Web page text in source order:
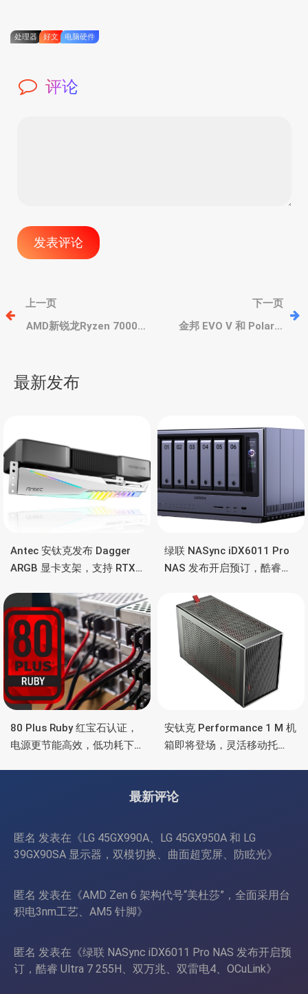
处理器 好文 电脑硬件
评论
文
章
航
上一页
AMD新锐龙Ryzen 7000专
下一页
金邦 EVO V 和 Polaris
最新发布
Antec 安钛克发布 Dagger
ARGB 显卡支架，支持 RTX
绿联 NASync iDX6011 Pro
NAS 发布开启预订，酷睿
雷电4、OCuLink
80 Plus Ruby 红宝石认证，
电源更节能高效，低功耗下
安钛克 Performance 1 M 机
箱即将登场，灵活移动托
最新评论
匿名 发表在《LG 45GX990A、LG 45GX950A 和 LG
39GX90SA 显示器，双模切换、曲面超宽屏、防眩光》
匿名 发表在《AMD Zen 6 架构代号“美杜莎”，全面采用台
积电3nm工艺、AM5 针脚》
匿名 发表在《绿联 NASync iDX6011 Pro NAS 发布开启预
订，酷睿 Ultra 7 255H、双万兆、双雷电4、OCuLink》